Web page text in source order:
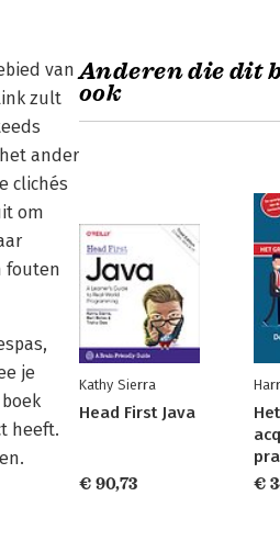
van
zult
ander
clichés
om
fouten
je
heeft.
Anderen die dit
ook
Kathy Sierra
Head First Java
€ 90,73
€